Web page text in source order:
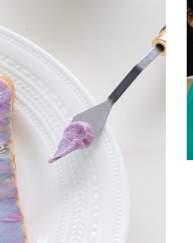
迈亚密网球公开
赛 郑钦文 王欣
瑜闯32强